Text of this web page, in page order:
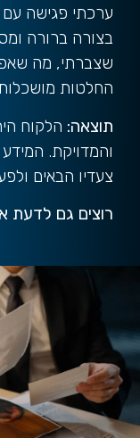
ערכתי פגישה
בצורה ברורה
שצברתי, מה
החלטות
תוצאה: הלקוח
והמדויקת.
צעדיו הבאים
רוצים גם